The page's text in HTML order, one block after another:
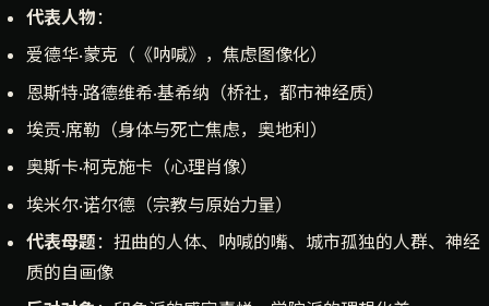
代表人物：
爱德华·蒙克（《呐喊》，焦虑图像化）
恩斯特·路德维希·基希纳（桥社，都市神经质）
埃贡·席勒（身体与死亡焦虑，奥地利）
奥斯卡·柯克施卡（心理肖像）
埃米尔·诺尔德（宗教与原始力量）
代表母题：扭曲的人体、呐喊的嘴、城市孤独的人群、神经
质的自画像